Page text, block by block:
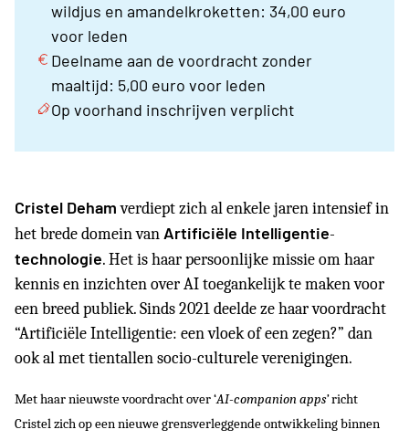
wildjus en amandelkroketten: 34,00 euro
voor leden
Deelname aan de voordracht zonder
maaltijd: 5,00 euro voor leden
Op voorhand inschrijven verplicht
Cristel Dehamverdiept zich al enkele jaren intensief in
het brede domein van Artificiële Intelligentie-
technologie. Het is haar persoonlijke missie om haar
kennis en inzichten over AI toegankelijk te maken voor
een breed publiek. Sinds 2021 deelde ze haar voordracht
“Artificiële Intelligentie: een vloek of een zegen?” dan
ook al met tientallen socio-culturele verenigingen.
Met haar nieuwste voordracht over ‘AI-companion apps’richt
Cristel zich op een nieuwe grensverleggende ontwikkeling binnen